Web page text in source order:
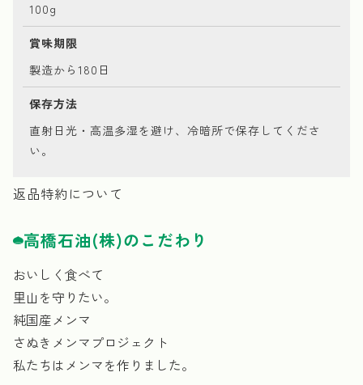
100g
賞味期限
製造から180日
保存方法
直射日光・高温多湿を避け、冷暗所で保存してくださ
い。
返品特約について
高橋石油(株)のこだわり
おいしく食べて
里山を守りたい。
純国産メンマ
さぬきメンマプロジェクト
私たちはメンマを作りました。